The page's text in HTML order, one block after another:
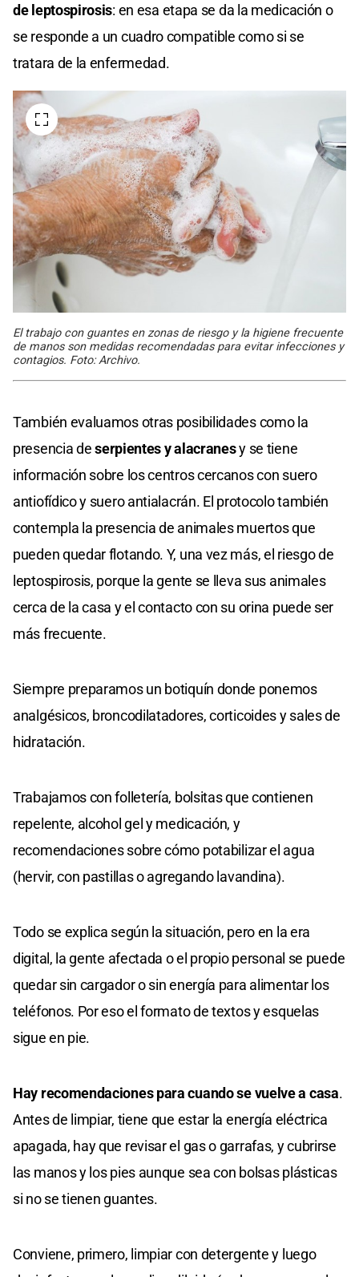
de leptospirosis: en esa etapa se da la medicación o
se responde a un cuadro compatible como si se
tratara de la enfermedad.
El trabajo con guantes en zonas de riesgo y la higiene frecuente
de manos son medidas recomendadas para evitar infecciones y
contagios. Foto: Archivo.
También evaluamos otras posibilidades como la
presencia deserpientes y alacranesy se tiene
información sobre los centros cercanos con suero
antiofídico y suero antialacrán. El protocolo también
contempla la presencia de animales muertos que
pueden quedar flotando. Y, una vez más, el riesgo de
leptospirosis, porque la gente se lleva sus animales
cerca de la casa y el contacto con su orina puede ser
más frecuente.
Siempre preparamos un botiquín donde ponemos
analgésicos, broncodilatadores, corticoides y sales de
hidratación.
Trabajamos con folletería, bolsitas que contienen
repelente, alcohol gel y medicación, y
recomendaciones sobre cómo potabilizar el agua
(hervir, con pastillas o agregando lavandina).
Todo se explica según la situación, pero en la era
digital, la gente afectada o el propio personal se puede
quedar sin cargador o sin energía para alimentar los
teléfonos. Por eso el formato de textos y esquelas
sigue en pie.
Hay recomendaciones para cuando se vuelve a casa.
Antes de limpiar, tiene que estar la energía eléctrica
apagada, hay que revisar el gas o garrafas, y cubrirse
las manos y los pies aunque sea con bolsas plásticas
si no se tienen guantes.
Conviene, primero, limpiar con detergente y luego